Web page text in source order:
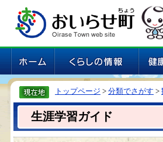
トップページ > 分類でさがす >
生涯学習ガイド